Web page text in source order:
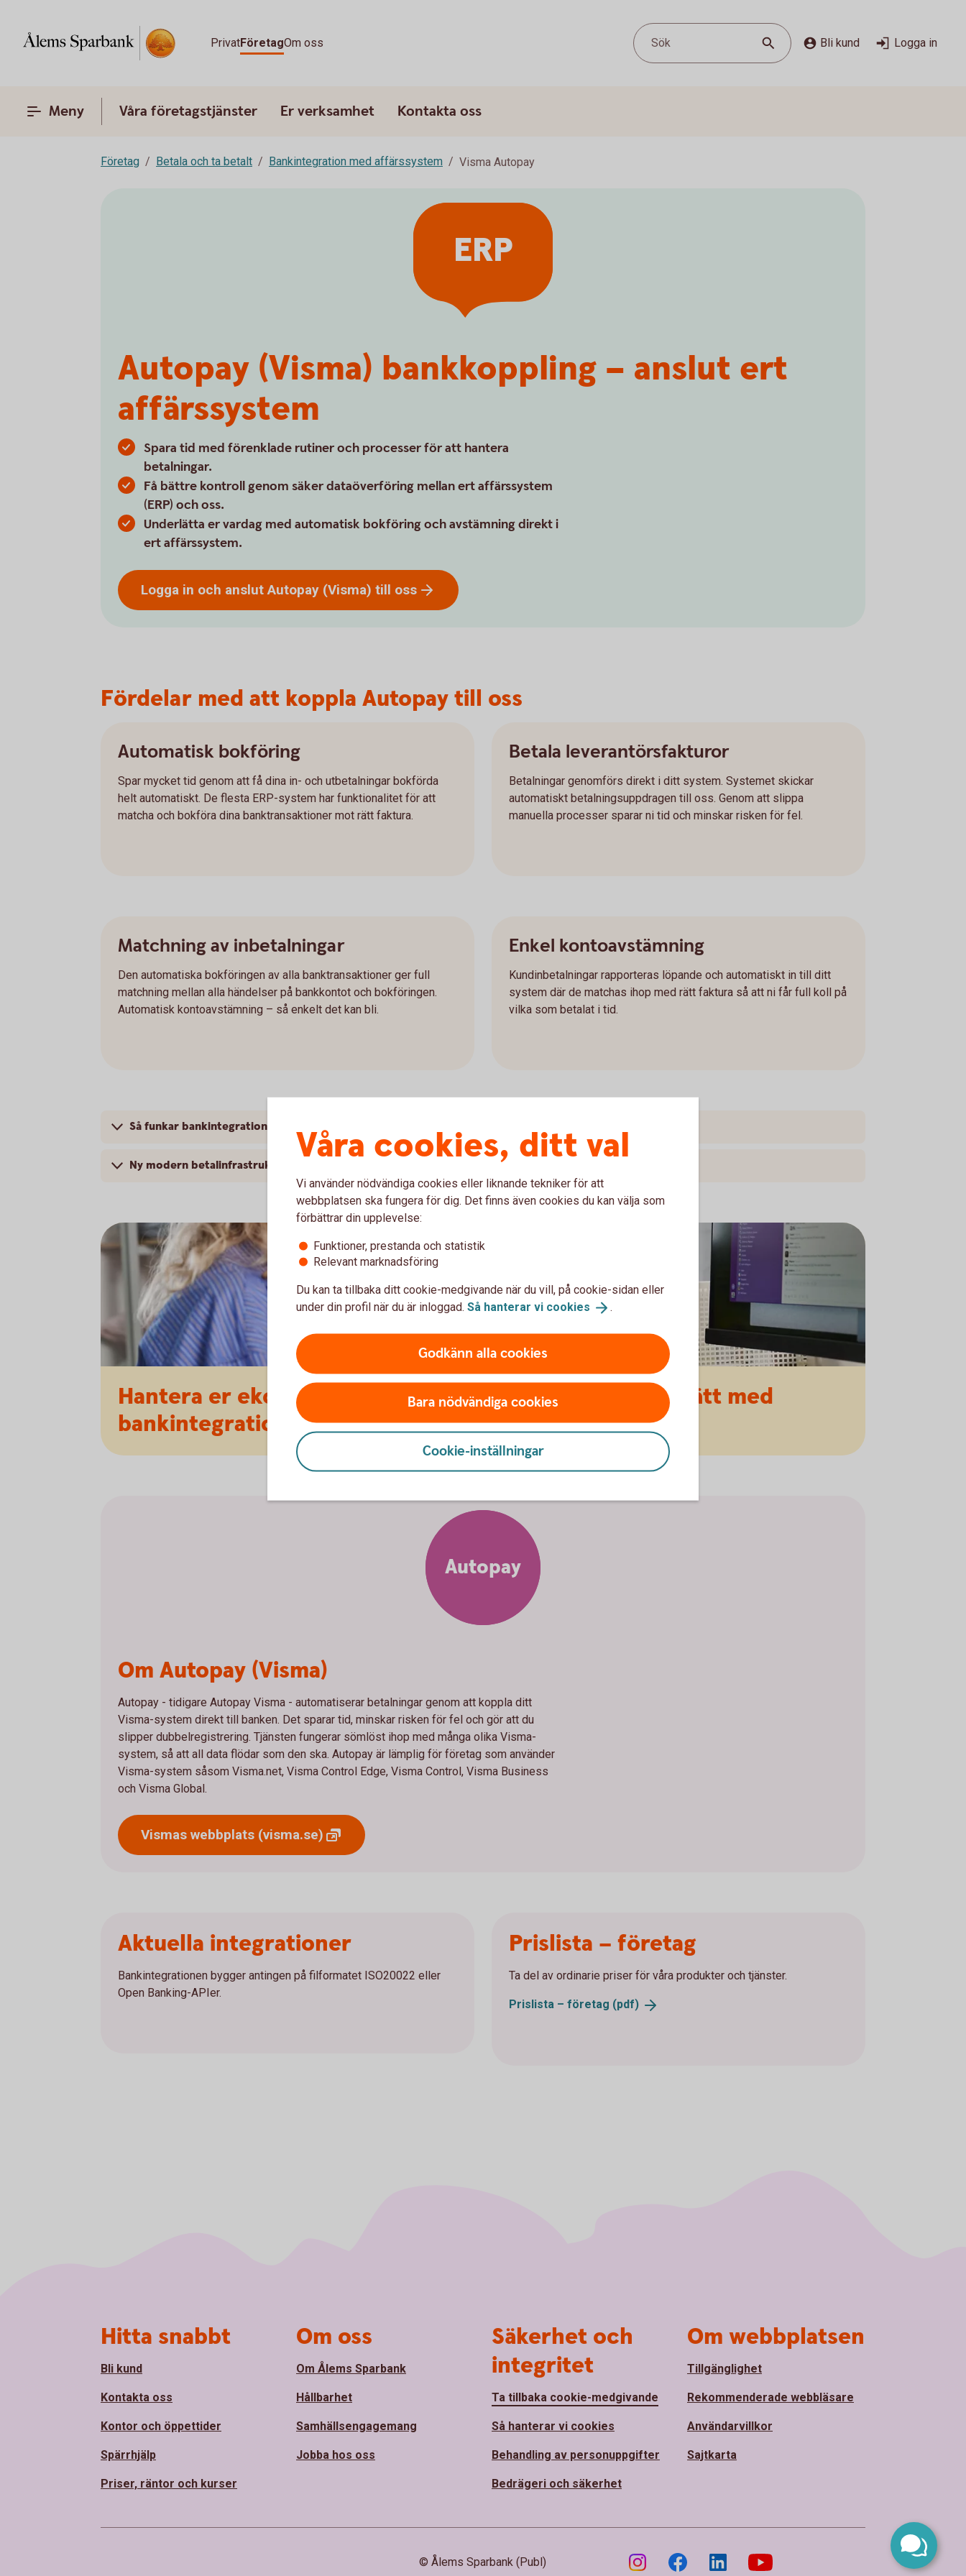
PrivatFöretagOm oss Sök Bli kund Logga in
Meny Våra företagstjänster Er verksamhet Kontakta oss
Företag Betala och ta betalt Bankintegration med affärssystem Visma Autopay
Autopay (Visma) bankkoppling – anslut ert
affärssystem
Spara tid med förenklade rutiner och processer för att hantera
betalningar.
Få bättre kontroll genom säker dataöverföring mellan ert affärssystem
(ERP) och oss.
Underlätta er vardag med automatisk bokföring och avstämning direkt i
ert affärssystem.
Logga in och anslut Autopay (Visma) till oss
ERP
Fördelar med att koppla Autopay till oss
Automatisk bokföring
Spar mycket tid genom att få dina in- och utbetalningar bokförda
helt automatiskt. De flesta ERP-system har funktionalitet för att
matcha och bokföra dina banktransaktioner mot rätt faktura.
Matchning av inbetalningar
Den automatiska bokföringen av alla banktransaktioner ger full
matchning mellan alla händelser på bankkontot och bokföringen.
Automatisk kontoavstämning – så enkelt det kan bli.
Betala leverantörsfakturor
Betalningar genomförs direkt i ditt system. Systemet skickar
automatiskt betalningsuppdragen till oss. Genom att slippa
manuella processer sparar ni tid och minskar risken för fel.
Enkel kontoavstämning
Kundinbetalningar rapporteras löpande och automatiskt in till ditt
system där de matchas ihop med rätt faktura så att ni får full koll på
vilka som betalat i tid.
Så funkar bankintegrationen
Ny modern betalinfrastruktur i Sverige
Hantera er ekonomi på ett enkelt,snabbtoch säkert
sätt med
bankintegration.
Autopay
Om Autopay (Visma)
Autopay - tidigare Autopay Visma - automatiserar betalningar genom att koppla ditt
Visma-system direkt till banken. Det sparar tid, minskar risken för fel och gör att du
slipper dubbelregistrering. Tjänsten fungerar sömlöst ihop med många olika Visma-
system, så att all data flödar som den ska. Autopay är lämplig för företag som använder
Visma-system såsom Visma.net, Visma Control Edge, Visma Control, Visma Business
och Visma Global.
Vismas webbplats (visma.se)
Aktuella integrationer
Bankintegrationen bygger antingen på filformatet ISO20022 eller
Open Banking-APIer.
Prislista – företag
Ta del av ordinarie priser för våra produkter och tjänster.
Prislista – företag (pdf)
Våra cookies, ditt val
Vi använder nödvändiga cookies eller liknande tekniker för att
webbplatsen ska fungera för dig. Det finns även cookies du kan välja som
förbättrar din upplevelse:
Funktioner, prestanda och statistik
Relevant marknadsföring
Du kan ta tillbaka ditt cookie-medgivande när du vill, på cookie-sidan eller
under din profil när du är inloggad. Så hanterar vi cookies .
Godkänn alla cookies
Bara nödvändiga cookies
Cookie-inställningar
Hitta snabbt
Bli kund
Kontakta oss
Kontor och öppettider
Spärrhjälp
Priser, räntor och kurser
Om oss
Om Ålems Sparbank
Hållbarhet
Samhällsengagemang
Jobba hos oss
Säkerhet och
integritet
Ta tillbaka cookie-medgivande
Så hanterar vi cookies
Behandling av personuppgifter
Bedrägeri och säkerhet
Om webbplatsen
Tillgänglighet
Rekommenderade webbläsare
Användarvillkor
Sajtkarta
© Ålems Sparbank (Publ)